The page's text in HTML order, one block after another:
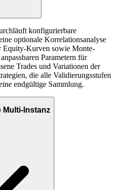
konfigurierbare
optionale Korrelationsanalyse
Equity-Kurven sowie Monte-
Parametern für
Trades und Variationen der
die alle Validierungsstufen
endgültige Sammlung.
Multi-Instanz